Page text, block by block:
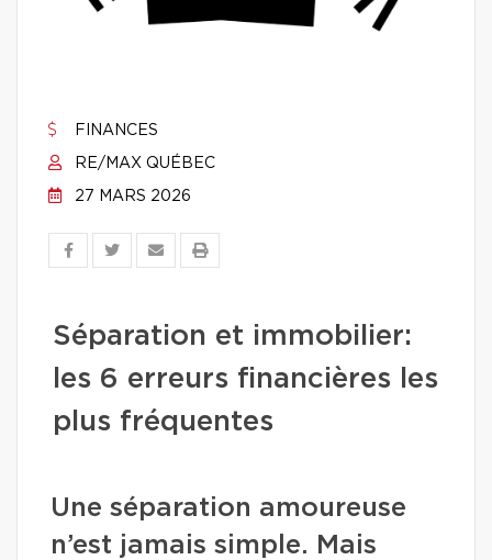
FINANCES
RE/MAX QUÉBEC
27 MARS 2026
Séparation et immobilier:
les 6 erreurs financières les
plus fréquentes
Une séparation amoureuse
n’est jamais simple. Mais